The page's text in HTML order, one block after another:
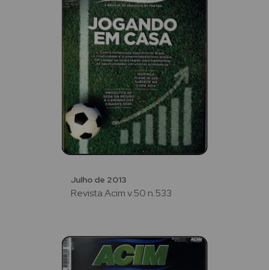
Julho de 2013
Revista Acim v.50 n.533